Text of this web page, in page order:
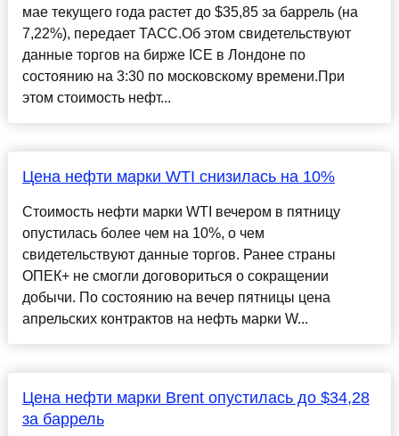
мае текущего года растет до $35,85 за баррель (на
7,22%), передает ТАСС.Об этом свидетельствуют
данные торгов на бирже ICE в Лондоне по
состоянию на 3:30 по московскому времени.При
этом стоимость нефт...
Цена нефти марки WTI снизилась на 10%
Стоимость нефти марки WTI вечером в пятницу
опустилась более чем на 10%, о чем
свидетельствуют данные торгов​​​. Ранее страны
ОПЕК+ не смогли договориться о сокращении
добычи. По состоянию на вечер пятницы цена
апрельских контрактов на нефть марки W...
Цена нефти марки Brent опустилась до $34,28
за баррель